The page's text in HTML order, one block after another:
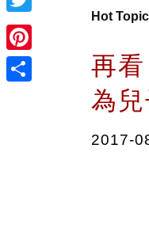
Twitter
Pinterest
Hot
再
為
2017-